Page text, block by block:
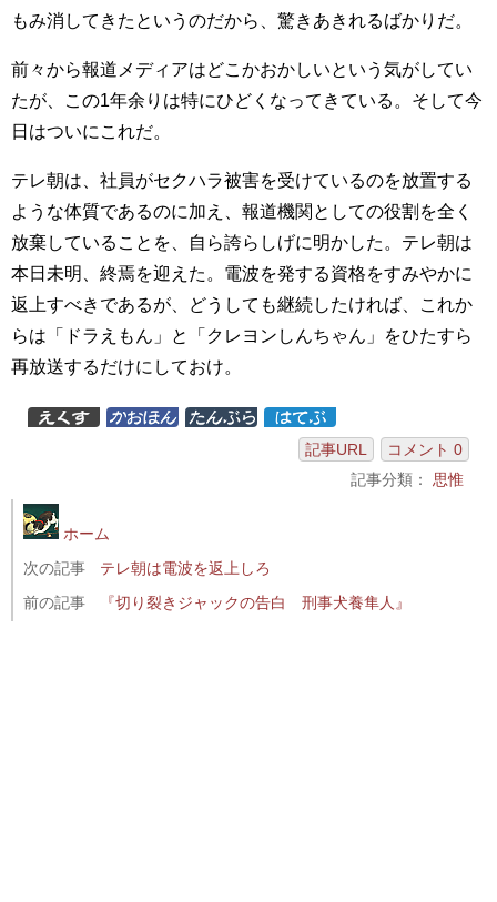
もみ消してきたというのだから、驚きあきれるばかりだ。
前々から報道メディアはどこかおかしいという気がしてい
たが、この1年余りは特にひどくなってきている。そして今
日はついにこれだ。
テレ朝は、社員がセクハラ被害を受けているのを放置する
ような体質であるのに加え、報道機関としての役割を全く
放棄していることを、自ら誇らしげに明かした。テレ朝は
本日未明、終焉を迎えた。電波を発する資格をすみやかに
返上すべきであるが、どうしても継続したければ、これか
らは「ドラえもん」と「クレヨンしんちゃん」をひたすら
再放送するだけにしておけ。
記事URL
コメント 0
記事分類： 思惟
ホーム
次の記事
テレ朝は電波を返上しろ
前の記事
『切り裂きジャックの告白 刑事犬養隼人』